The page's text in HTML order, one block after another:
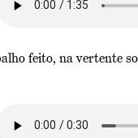
feito, na vertente